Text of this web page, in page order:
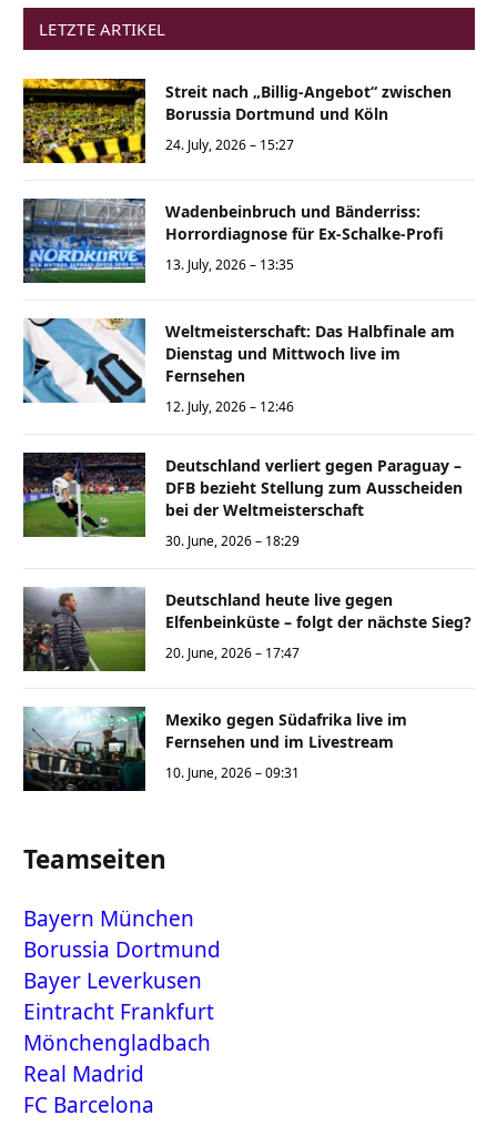
LETZTE ARTIKEL
Streit nach „Billig-Angebot“ zwischen
Borussia Dortmund und Köln
24. July, 2026 – 15:27
Wadenbeinbruch und Bänderriss:
Horrordiagnose für Ex-Schalke-Profi
13. July, 2026 – 13:35
Weltmeisterschaft: Das Halbfinale am
Dienstag und Mittwoch live im
Fernsehen
12. July, 2026 – 12:46
Deutschland verliert gegen Paraguay –
DFB bezieht Stellung zum Ausscheiden
bei der Weltmeisterschaft
30. June, 2026 – 18:29
Deutschland heute live gegen
Elfenbeinküste – folgt der nächste Sieg?
20. June, 2026 – 17:47
Mexiko gegen Südafrika live im
Fernsehen und im Livestream
10. June, 2026 – 09:31
Teamseiten
Bayern München
Borussia Dortmund
Bayer Leverkusen
Eintracht Frankfurt
Mönchengladbach
Real Madrid
FC Barcelona